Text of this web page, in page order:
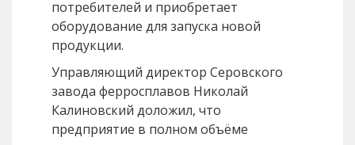
потребителей и приобретает
оборудование для запуска новой
продукции.
Управляющий директор Серовского
завода ферросплавов Николай
Калиновский доложил, что
предприятие в полном объёме